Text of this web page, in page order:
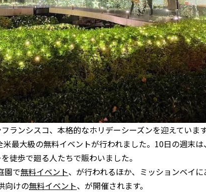
ランシスコ、本格的なホリデーシーズンを迎えていま
最大級の無料イベントが行われました。10日の週末は
徒歩で廻る人たちで賑わいました。
園で無料イベント、が行われるほか、ミッションベイに
向けの無料イベント、が開催されます。